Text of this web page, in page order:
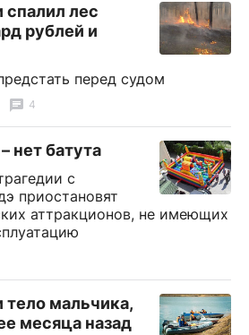
лес
рублей и
перед судом
4
нет батута
с
приостановят
аттракционов, не имеющих
тело мальчика,
месяца назад